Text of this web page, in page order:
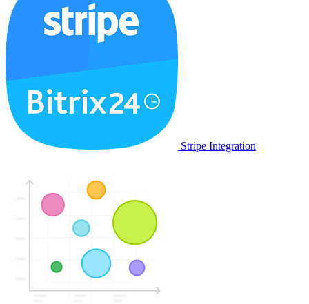
Stripe Integration